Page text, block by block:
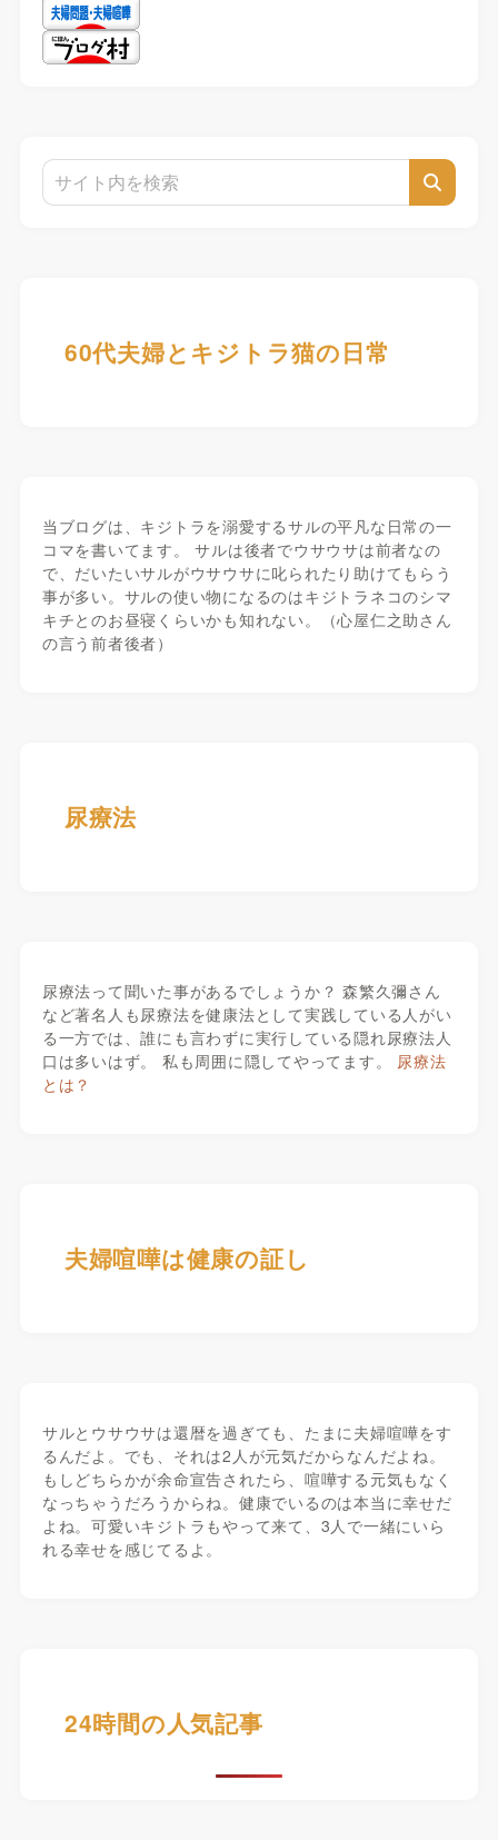
60代夫婦とキジトラ猫の日常
当ブログは、キジトラを溺愛するサルの平凡な日常の一
コマを書いてます。 サルは後者でウサウサは前者なの
で、だいたいサルがウサウサに叱られたり助けてもらう
事が多い。サルの使い物になるのはキジトラネコのシマ
キチとのお昼寝くらいかも知れない。（心屋仁之助さん
の言う前者後者）
尿療法
尿療法って聞いた事があるでしょうか？ 森繁久彌さん
など著名人も尿療法を健康法として実践している人がい
る一方では、誰にも言わずに実行している隠れ尿療法人
口は多いはず。 私も周囲に隠してやってます。 尿療法
とは？
夫婦喧嘩は健康の証し
サルとウサウサは還暦を過ぎても、たまに夫婦喧嘩をす
るんだよ。でも、それは2人が元気だからなんだよね。
もしどちらかが余命宣告されたら、喧嘩する元気もなく
なっちゃうだろうからね。健康でいるのは本当に幸せだ
よね。可愛いキジトラもやって来て、3人で一緒にいら
れる幸せを感じてるよ。
24時間の人気記事